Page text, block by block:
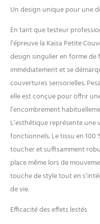
Un design unique pour une
En tant que testeur
l’épreuve la Kaisa Petite
design singulier en forme
immédiatement et se
couvertures sensorielles.
elle est conçue pour offrir
l’encombrement
L’esthétique représente une
fonctionnels. Le tissu en 100
toucher et suffisamment
place même lors de
touche de style tout en
de vie.
Efficacité des effets lestés